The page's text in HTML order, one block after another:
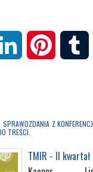
LinkedIn Pinterest
SPRAWOZDANIA Z
TREŚCI
TMIR - II